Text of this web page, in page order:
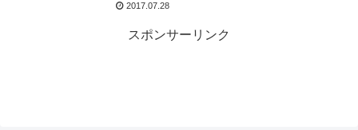
2017.07.28
スポンサーリンク